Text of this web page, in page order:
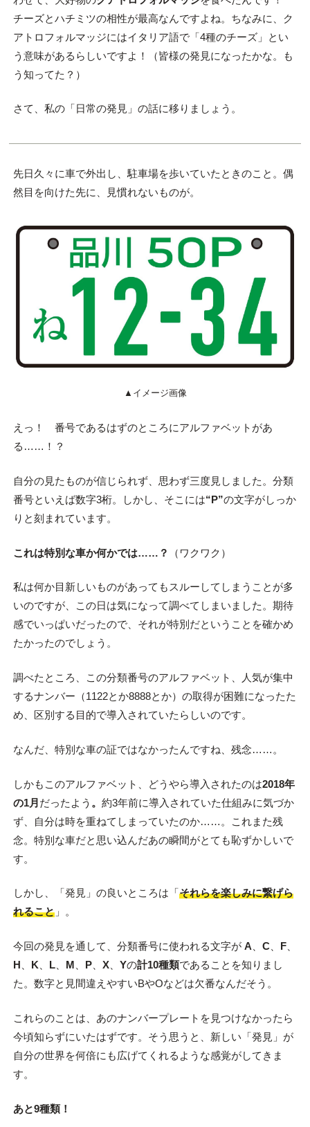
チーズとハチミツの相性が最高なんですよね。ちなみに、ク
アトロフォルマッジにはイタリア語で「4種のチーズ」とい
う意味があるらしいですよ！（皆様の発見になったかな。も
う知ってた？）
さて、私の「日常の発見」の話に移りましょう。
先日久々に車で外出し、駐車場を歩いていたときのこと。偶
然目を向けた先に、見慣れないものが。
▲イメージ画像
えっ！ 番号であるはずのところにアルファベットがあ
る……！？
自分の見たものが信じられず、思わず三度見しました。分類
番号といえば数字3桁。しかし、そこには“P”の文字がしっか
りと刻まれています。
これは特別な車か何かでは……？ （ワクワク）
私は何か目新しいものがあってもスルーしてしまうことが多
いのですが、この日は気になって調べてしまいました。期待
感でいっぱいだったので、それが特別だということを確かめ
たかったのでしょう。
調べたところ、この分類番号のアルファベット、人気が集中
するナンバー（1122とか8888とか）の取得が困難になったた
め、区別する目的で導入されていたらしいのです。
なんだ、特別な車の証ではなかったんですね、残念……。
しかもこのアルファベット、どうやら導入されたのは2018年
の1月 だったよう 。 約3年前に導入されていた仕組みに気づか
ず、自分は時を重ねてしまっていたのか……。これまた残
念。特別な車だと思い込んだあの瞬間がとても恥ずかしいで
す。
しかし、「発見」の良いところは「それらを楽しみに繋げら
れること」。
今回の発見を通して、分類番号に使われる文字が A C、 F、
H
K L、 M P、 X、 Yの計10種類であることを知りまし
た。数字と見間違えやすいBやOなどは欠番なんだそう。
これらのことは、あのナンバープレートを見つけなかったら
今頃知らずにいたはずです。そう思うと、新しい「発見」が
自分の世界を何倍にも広げてくれるような感覚がしてきま
す。
あと9種類！